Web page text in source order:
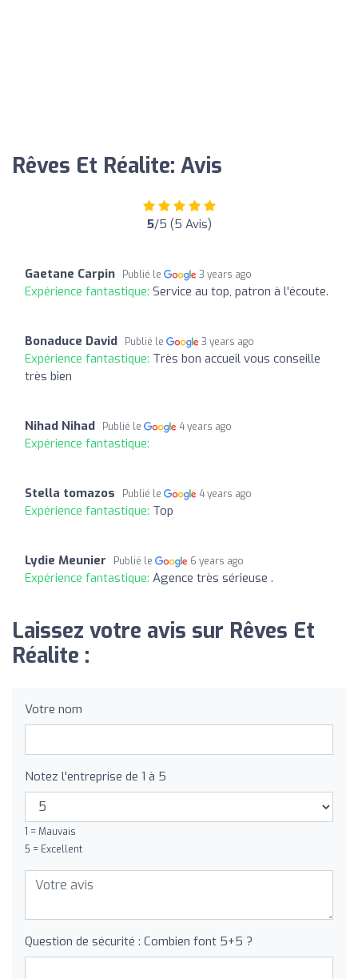
Rêves Et Réalite: Avis
5/5 (5 Avis)
Gaetane Carpin Publié le 3 years ago
Expérience fantastique: Service au top, patron à l'écoute.
Bonaduce David Publié le 3 years ago
Expérience fantastique: Très bon accueil vous conseille
très bien
Nihad Nihad Publié le 4 years ago
Expérience fantastique:
Stella tomazos Publié le 4 years ago
Expérience fantastique: Top
Lydie Meunier Publié le 6 years ago
Expérience fantastique: Agence très sérieuse .
Laissez votre avis sur Rêves Et
Réalite :
Votre nom
Notez l'entreprise de 1 à 5
1 = Mauvais
5 = Excellent
Question de sécurité : Combien font 5+5 ?